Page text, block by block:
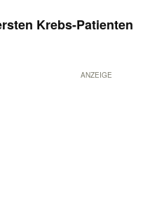
Krebs-Patienten
ANZEIGE